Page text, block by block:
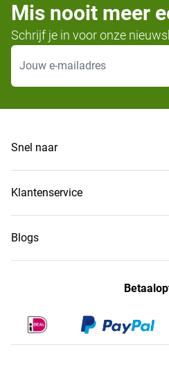
Mis nooit meer
Schrijf je in voor onze
E-mailadres
Snel naar
Klantenservice
Blogs